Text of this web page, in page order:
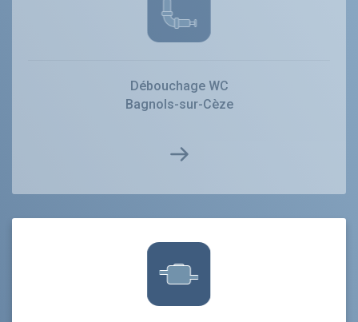
Débouchage WC
Bagnols-sur-Cèze